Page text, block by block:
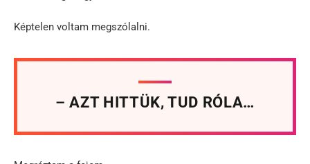
Képtelen voltam megszólalni.
– AZT HITTÜK, TUD RÓLA…